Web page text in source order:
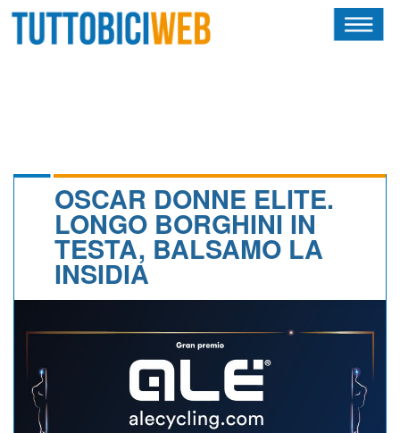
CALENDARIO
NEWSLETTER
OSCAR DONNE ELITE.
LONGO BORGHINI IN
TESTA, BALSAMO LA
INSIDIA